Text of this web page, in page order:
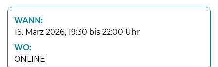
WANN:
16. März 2026, 19:30 bis 22:00 Uhr
WO:
ONLINE